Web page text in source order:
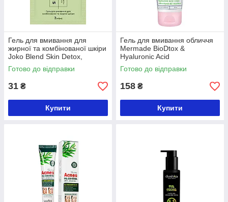
Гель для вмивання для
жирної та комбінованої шкіри
Joko Blend Skin Detox,
пробник 2 мл
Готово до відправки
31 ₴
Купити
Гель для вмивання обличчя
Mermade BioDtox &
Hyaluronic Acid
безсульфатний 50 мл
Готово до відправки
158 ₴
Купити